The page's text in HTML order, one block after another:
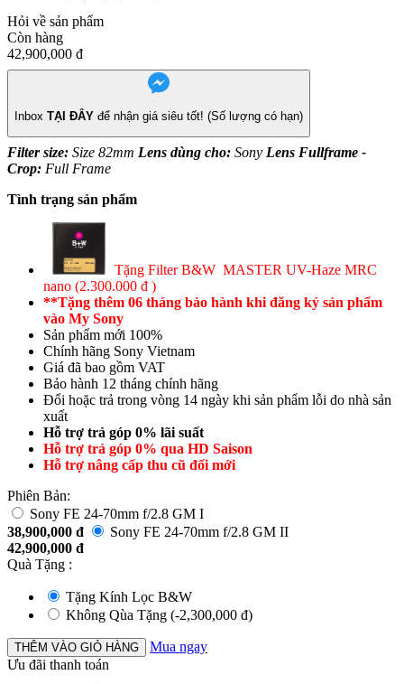
Hỏi về sản phẩm
Còn hàng
42,900,000 đ
Inbox TẠI ĐÂY để nhận giá siêu tốt! (Số lượng có hạn)
Filter size: Size 82mm Lens dùng cho: Sony Lens Fullframe -
Crop: Full Frame
Tình trạng sản phẩm
Tặng Filter B&W MASTER UV-Haze MRC
nano (2.300.000 đ )
**Tặng thêm 06 tháng bảo hành khi đăng ký sản phẩm
vào My Sony
Sản phẩm mới 100%
Chính hãng Sony Vietnam
Giá đã bao gồm VAT
Bảo hành 12 tháng chính hãng
Đổi hoặc trả trong vòng 14 ngày khi sản phẩm lỗi do nhà sản
xuất
Hỗ trợ trả góp 0% lãi suất
Hỗ trợ trả góp 0% qua HD Saison
Hỗ trợ nâng cấp thu cũ đổi mới
Phiên Bản:
Sony FE 24-70mm f/2.8 GM I
38,900,000 đ
Sony FE 24-70mm f/2.8 GM II
42,900,000 đ
Quà Tặng :
Tặng Kính Lọc B&W
Không Qùa Tặng (-2,300,000 đ)
THÊM VÀO GIỎ HÀNG
Mua ngay
Ưu đãi thanh toán